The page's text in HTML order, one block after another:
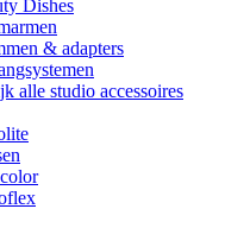
Dishes
& adapters
alle studio accessoires